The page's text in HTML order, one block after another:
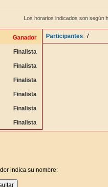
Los horarios indicados son según
Ganador
Finalista
Finalista
Finalista
Finalista
Finalista
Finalista
Participantes: 7
indica su nombre: